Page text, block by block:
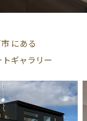
にある
ギャラリー